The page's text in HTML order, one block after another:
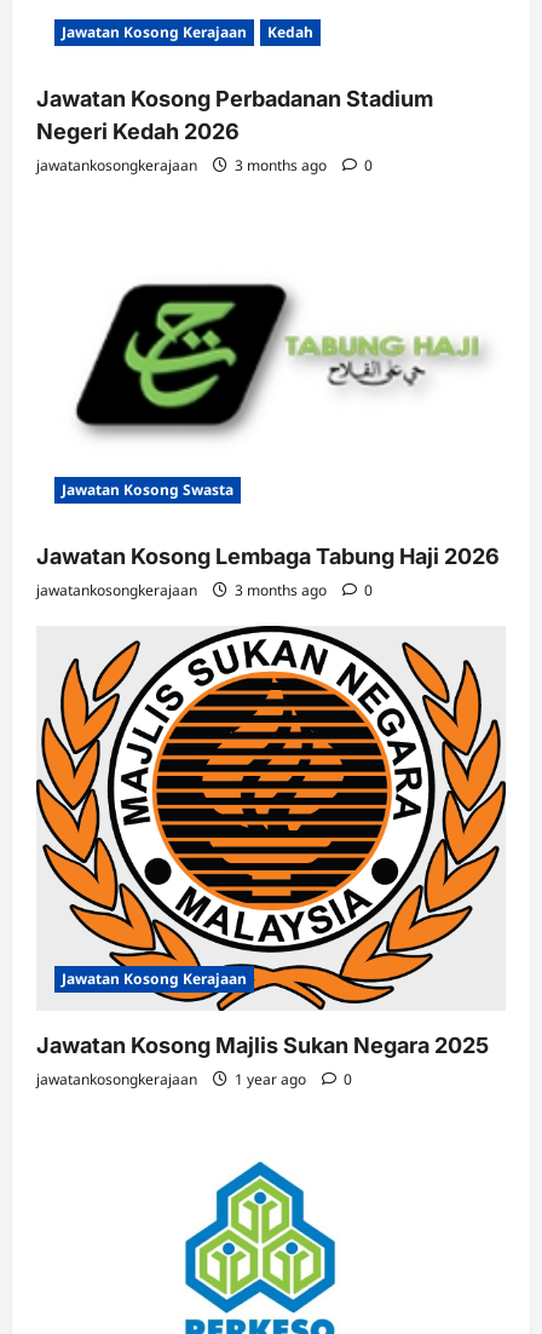
Jawatan Kosong Kerajaan Kedah
Jawatan Kosong Perbadanan Stadium
Negeri Kedah 2026
jawatankosongkerajaan 3 months ago 0
Jawatan Kosong Swasta
Jawatan Kosong Lembaga Tabung Haji 2026
jawatankosongkerajaan 3 months ago 0
Jawatan Kosong Kerajaan
Jawatan Kosong Majlis Sukan Negara 2025
jawatankosongkerajaan 1 year ago 0